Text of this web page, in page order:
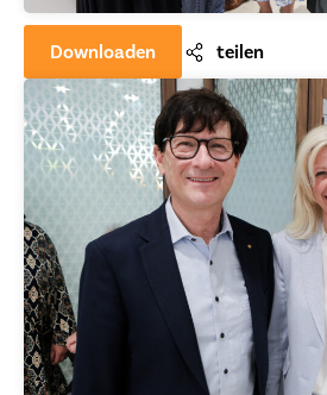
Downloaden teilen